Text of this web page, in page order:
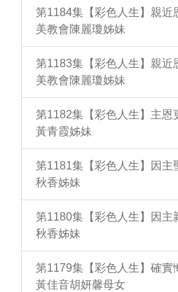
第1184集【彩色人生】親近
美教會陳麗瓊姊妹
第1183集【彩色人生】親近
美教會陳麗瓊姊妹
第1182集【彩色人生】主恩
黃青霞姊妹
第1181集【彩色人生】因主
秋香姊妹
第1180集【彩色人生】因主
秋香姊妹
第1179集【彩色人生】確實
黃佳音胡妍馨母女